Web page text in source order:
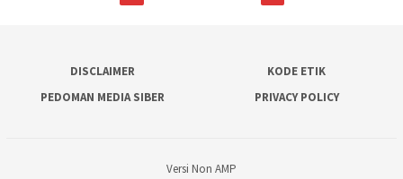
DISCLAIMER
KODE ETIK
PEDOMAN MEDIA SIBER
PRIVACY POLICY
Versi Non AMP